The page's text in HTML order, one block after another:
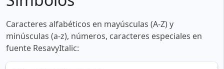
Caracteres alfabéticos en mayúsculas (A-Z) y
minúsculas (a-z), números, caracteres especiales en
fuente ResavyItalic: